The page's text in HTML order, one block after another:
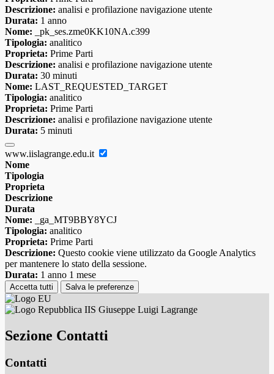
Descrizione: analisi e profilazione navigazione utente
Durata: 1 anno
Nome: _pk_ses.zme0KK10NA.c399
Tipologia: analitico
Proprieta: Prime Parti
Descrizione: analisi e profilazione navigazione utente
Durata: 30 minuti
Nome: LAST_REQUESTED_TARGET
Tipologia: analitico
Proprieta: Prime Parti
Descrizione: analisi e profilazione navigazione utente
Durata: 5 minuti
www.iislagrange.edu.it
Nome
Tipologia
Proprieta
Descrizione
Durata
Nome: _ga_MT9BBY8YCJ
Tipologia: analitico
Proprieta: Prime Parti
Descrizione: Questo cookie viene utilizzato da Google Analytics
per mantenere lo stato della sessione.
Durata: 1 anno 1 mese
Accetta tutti Salva le preferenze
IIS Giuseppe Luigi Lagrange
Sezione Contatti
Contatti